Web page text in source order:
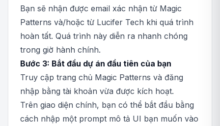
Bạn sẽ nhận được email xác nhận từ Magic
Patterns và/hoặc từ Lucifer Tech khi quá trình
hoàn tất. Quá trình này diễn ra nhanh chóng
trong giờ hành chính.
Bước 3: Bắt đầu dự án đầu tiên của bạn
Truy cập trang chủ Magic Patterns và đăng
nhập bằng tài khoản vừa được kích hoạt.
Trên giao diện chính, bạn có thể bắt đầu bằng
cách nhập một prompt mô tả UI bạn muốn vào